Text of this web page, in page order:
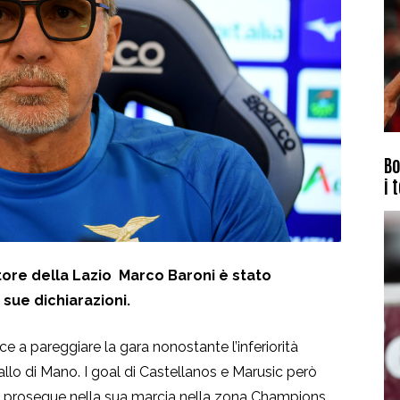
della Lazio Marco Baroni è stato
dichiarazioni.
a pareggiare la gara nonostante l’inferiorità
di Mano. I goal di Castellanos e Marusic però
nella sua marcia nella zona Champions
i